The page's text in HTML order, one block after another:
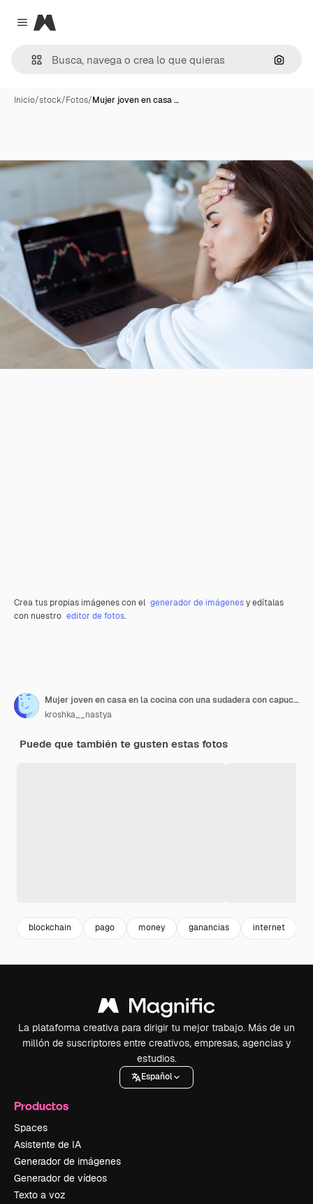
Close menu
Magnific
Inicio/stock/Fotos/Mujer joven en casa …
Crea tus propias imágenes con el generador de imágenesy edítalas
con nuestro editor de fotos.
Mujer joven en casa en la cocina con una sudadera con capucha blanca con una computadora portátil, gráfico en la pantalla
kroshka__nastya
Puede que también te gusten estas fotos
blockchain pago money ganancias internet
La plataforma creativa para dirigir tu mejor trabajo. Más de un
millón de suscriptores entre creativos, empresas, agencias y
estudios.
Español
Productos
Spaces
Asistente de IA
Generador de imágenes
Generador de vídeos
Texto a voz